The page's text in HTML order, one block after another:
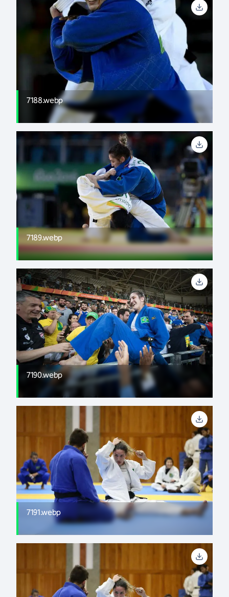
7188.webp
7189.webp
7190.webp
7191.webp